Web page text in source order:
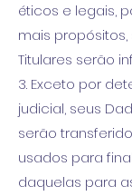
éticos e legais,
mais
Titulares serão
3. Exceto por
judicial, seus
serão
usados para
daquelas para